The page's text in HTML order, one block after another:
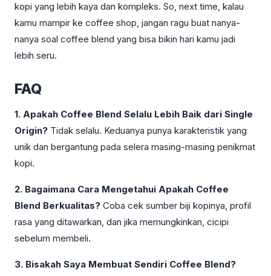
kopi yang lebih kaya dan kompleks. So, next time, kalau
kamu mampir ke coffee shop, jangan ragu buat nanya-
nanya soal coffee blend yang bisa bikin hari kamu jadi
lebih seru.
FAQ
1. Apakah Coffee Blend Selalu Lebih Baik dari Single
Origin? Tidak selalu. Keduanya punya karakteristik yang
unik dan bergantung pada selera masing-masing penikmat
kopi.
2. Bagaimana Cara Mengetahui Apakah Coffee
Blend Berkualitas? Coba cek sumber biji kopinya, profil
rasa yang ditawarkan, dan jika memungkinkan, cicipi
sebelum membeli.
3. Bisakah Saya Membuat Sendiri Coffee Blend?